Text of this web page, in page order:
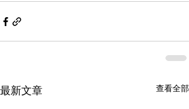
最新文章 查看全部